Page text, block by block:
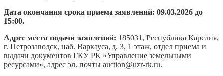
Дата окончания срока приема заявлений: 09.03.2026 до
15:00.
Адрес места подачи заявлений: 185031, Республика Карелия,
г. Петрозаводск, наб. Варкауса, д. 3, 1 этаж, отдел приема и
выдачи документов ГКУ РК «Управление земельными
ресурсами», адрес эл. почты auction@uzr-rk.ru.